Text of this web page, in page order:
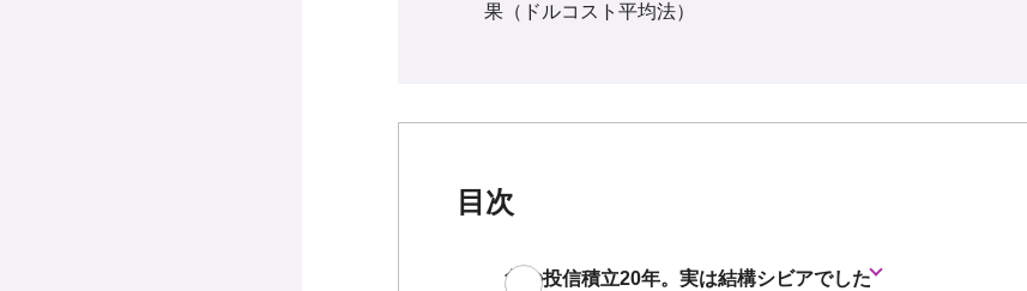
果（ドルコスト平均法）
目次
父の投信積立20年。実は結構シビアでした